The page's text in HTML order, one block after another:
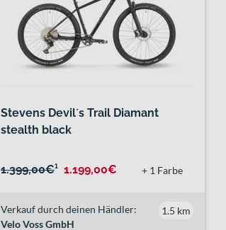
Stevens Devil´s Trail Diamant
stealth black
1.399,00€¹ 1.199,00€ + 1 Farbe
Verkauf durch deinen Händler:
Velo Voss GmbH
1.5 km